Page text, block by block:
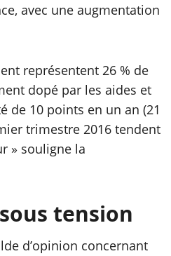
avec une augmentation
représentent 26 % de
dopé par les aides et
de 10 points en un an (21
trimestre 2016 tendent
» souligne la
tension
d’opinion concernant